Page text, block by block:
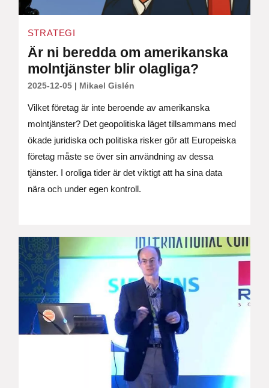
STRATEGI
Är ni beredda om amerikanska
molntjänster blir olagliga?
2025-12-05| Mikael Gislén
Vilket företag är inte beroende av amerikanska
molntjänster? Det geopolitiska läget tillsammans med
ökade juridiska och politiska risker gör att Europeiska
företag måste se över sin användning av dessa
tjänster. I oroliga tider är det viktigt att ha sina data
nära och under egen kontroll.